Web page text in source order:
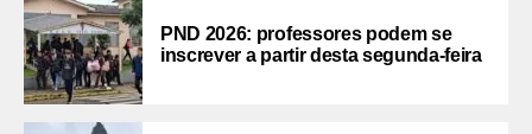
PND 2026: professores podem se
inscrever a partir desta segunda-feira